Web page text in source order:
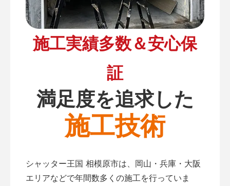
施工実績多数＆安心保
証
満足度を追求した
施工技術
シャッター王国 相模原市は、岡山・兵庫・大阪
エリアなどで年間数多くの施工を行っていま